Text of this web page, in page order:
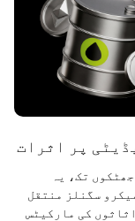
پر اثرات
تک، یہ
سگنلز منتقل
کی مارکیٹس